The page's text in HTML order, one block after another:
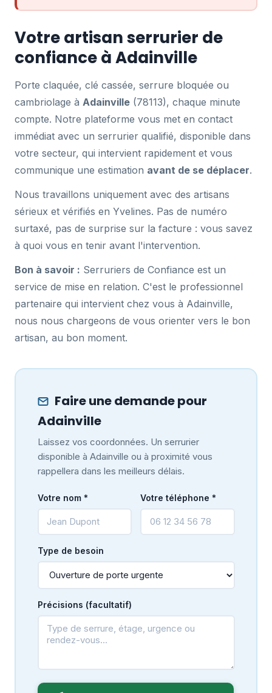
Votre artisan serrurier de
confiance à Adainville
Porte claquée, clé cassée, serrure bloquée ou
cambriolage à Adainville (78113), chaque minute
compte. Notre plateforme vous met en contact
immédiat avec un serrurier qualifié, disponible dans
votre secteur, qui intervient rapidement et vous
communique une estimation avant de se déplacer.
Nous travaillons uniquement avec des artisans
sérieux et vérifiés en Yvelines. Pas de numéro
surtaxé, pas de surprise sur la facture : vous savez
à quoi vous en tenir avant l'intervention.
Bon à savoir : Serruriers de Confiance est un
service de mise en relation. C'est le professionnel
partenaire qui intervient chez vous à Adainville,
nous nous chargeons de vous orienter vers le bon
artisan, au bon moment.
Faire une demande pour
Adainville
Laissez vos coordonnées. Un serrurier
disponible à Adainville ou à proximité vous
rappellera dans les meilleurs délais.
Votre nom * Votre téléphone *
Type de besoin
Précisions (facultatif)